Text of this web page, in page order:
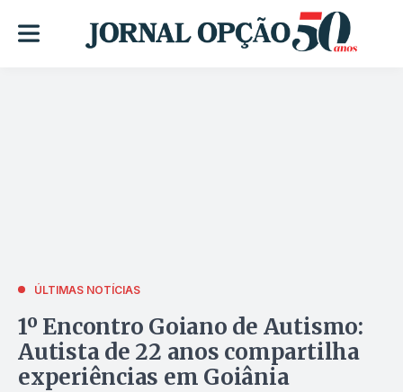
ÚLTIMAS NOTÍCIAS
1º Encontro Goiano de Autismo:
Autista de 22 anos compartilha
experiências em Goiânia